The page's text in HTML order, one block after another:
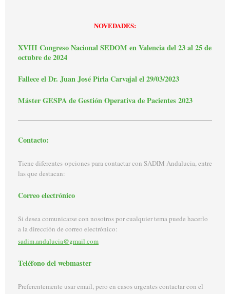
NOVEDADES:
XVIII Congreso Nacional SEDOM en Valencia del 23 al 25 de
octubre de 2024
Fallece el Dr. Juan José Pirla Carvajal el 29/03/2023
Máster GESPA de Gestión Operativa de Pacientes 2023
Contacto:
Tiene diferentes opciones para contactar con SADIM Andalucia, entre
las que destacan:
Correo electrónico
Si desea comunicarse con nosotros por cualquier tema puede hacerlo
a la dirección de correo electrónico:
sadim.andalucia@gmail.com
Teléfono del webmaster
Preferentemente usar email, pero en casos urgentes contactar con el